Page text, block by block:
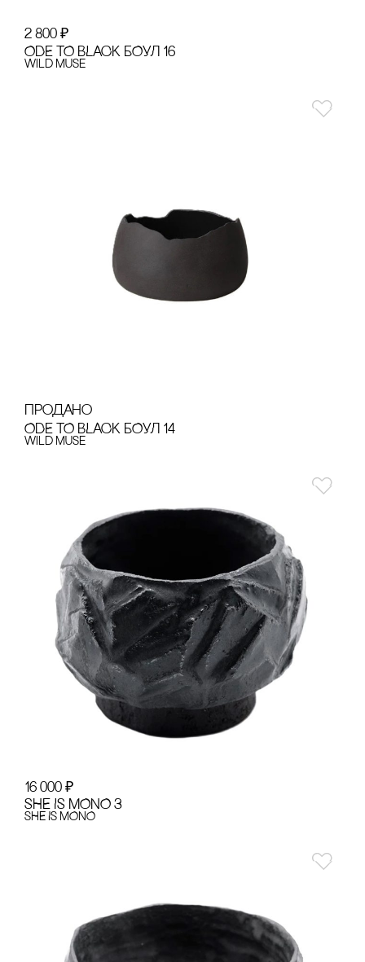
2 800 ₽
ODE TO BLACK БОУЛ 16
Wild Muse
продано
ODE TO BLACK БОУЛ 14
Wild Muse
16 000 ₽
SHE IS MONO 3
SHE IS MONO